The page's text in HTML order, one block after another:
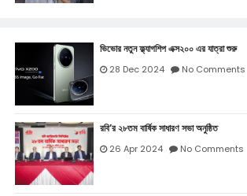
ভিভোর নতুন ফ্ল্যাগশিপ এক্স২০০ এর যাত্রা শুরু
28 Dec 2024 No Comments
রবি’র ২৮তম বার্ষিক সাধারণ সভা অনুষ্ঠিত
26 Apr 2024 No Comments